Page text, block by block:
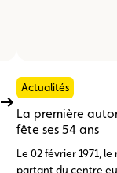
Actualités
La première
fête ses 54 ans
Le 02 février 1971,
partant du centre